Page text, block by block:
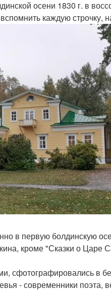
осени 1830 г. в
каждую строчку,
в первую болдинскую
кроме "Сказки о Царе
сфотографировались в
- современники поэта,